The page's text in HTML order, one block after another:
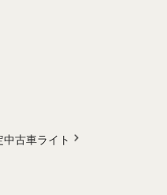
中古車ライト